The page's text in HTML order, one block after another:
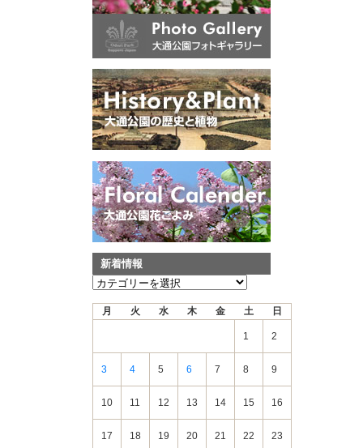
新着情報
新
月 火 水 木 金 土 日
1 2
3 4 5 6 7 8 9
10 11 12 13 14 15 16
17 18 19 20 21 22 23